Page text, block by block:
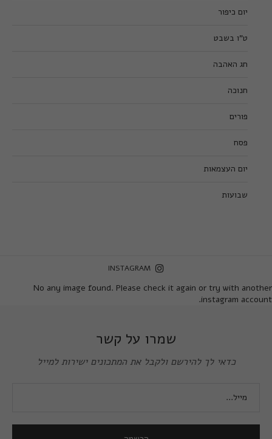
יום כיפור
ט”ו בשבט
חג האהבה
חנוכה
פורים
פסח
יום העצמאות
שבועות
INSTAGRAM
No any image found. Please check it again or try with another
instagram account.
שמרו על קשר
כדאי לך להירשם ולקבל את המתכונים ישירות למייל